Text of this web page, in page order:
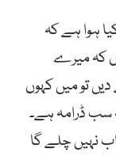
ہوا ہے کہ
کہ میرے
تو میں کہوں
سب ڈرامہ ہے۔
اب نہیں چلے گا